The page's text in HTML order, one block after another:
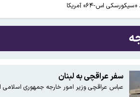
اس-۶۴» آمریکا
نمی خواهیم طرفی در درگیری‌های منطقه باشیم/
درباره تامین ماهانه موشک‌های رهگیر توسط آمریکا
درباره تنگه هرمز در فضایی مثبت در جریان است
سفر عراقچی به لبنان
عباس عراقچی وزیر امور خارجه جمهوری اسلامی